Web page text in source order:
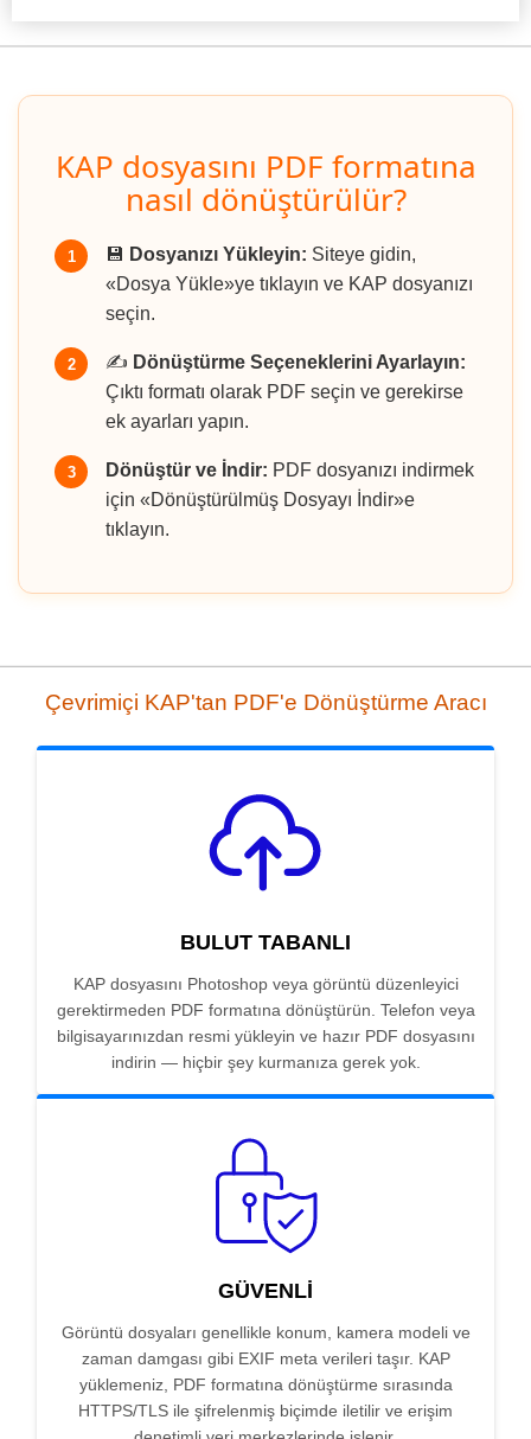
KAP dosyasını PDF formatına
nasıl dönüştürülür?
1 💾 Dosyanızı Yükleyin: Siteye gidin,
«Dosya Yükle»ye tıklayın ve KAP dosyanızı
seçin.
2 ✍️ Dönüştürme Seçeneklerini Ayarlayın:
Çıktı formatı olarak PDF seçin ve gerekirse
ek ayarları yapın.
3 Dönüştür ve İndir: PDF dosyanızı indirmek
için «Dönüştürülmüş Dosyayı İndir»e
tıklayın.
Çevrimiçi KAP'tan PDF'e Dönüştürme Aracı
BULUT TABANLI
KAP dosyasını Photoshop veya görüntü düzenleyici
gerektirmeden PDF formatına dönüştürün. Telefon veya
bilgisayarınızdan resmi yükleyin ve hazır PDF dosyasını
indirin — hiçbir şey kurmanıza gerek yok.
GÜVENLI
Görüntü dosyaları genellikle konum, kamera modeli ve
zaman damgası gibi EXIF meta verileri taşır. KAP
yüklemeniz, PDF formatına dönüştürme sırasında
HTTPS/TLS ile şifrelenmiş biçimde iletilir ve erişim